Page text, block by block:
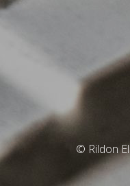
© Rildon